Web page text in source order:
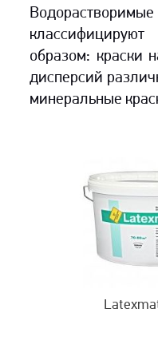
образом: краски
дисперсий
минеральные